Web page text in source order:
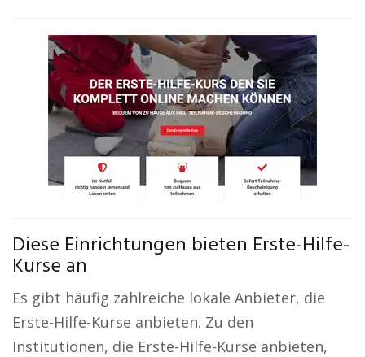
Diese Einrichtungen bieten Erste-Hilfe-
Kurse an
Es gibt häufig zahlreiche lokale Anbieter, die
Erste-Hilfe-Kurse anbieten. Zu den
Institutionen, die Erste-Hilfe-Kurse anbieten,